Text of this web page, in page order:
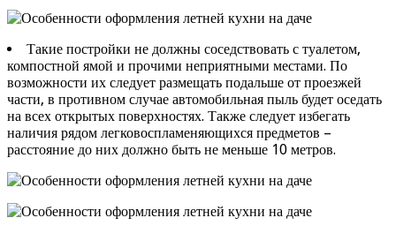
Такие постройки не должны соседствовать с туалетом,
компостной ямой и прочими неприятными местами. По
возможности их следует размещать подальше от проезжей
части, в противном случае автомобильная пыль будет оседать
на всех открытых поверхностях. Также следует избегать
наличия рядом легковоспламеняющихся предметов –
расстояние до них должно быть не меньше 10 метров.